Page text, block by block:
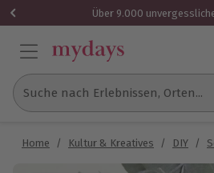
Über 9.000
Suche nach Erlebnissen, Orten...
Home / Kultur & Kreatives / DIY /